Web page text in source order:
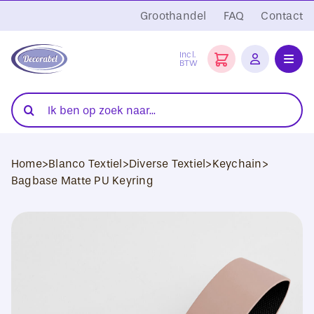
naar
inhoud
Groothandel FAQ Contact
Incl.
BTW
Folies
Transferpersen
Zoeken
naar:
Home>Blanco Textiel>Diverse Textiel>Keychain>
Bagbase Matte PU Keyring